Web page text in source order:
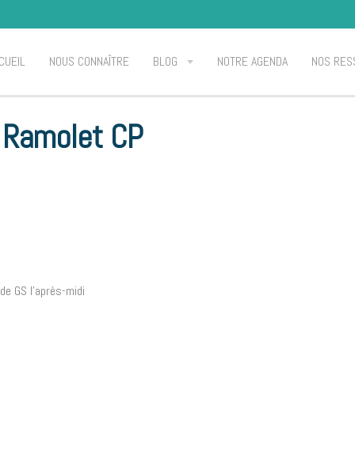
NOUS CONNAÎTRE BLOG NOTRE AGENDA NOS
CP
GS l'après-midi